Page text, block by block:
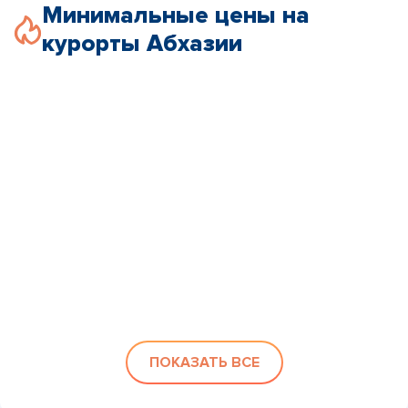
Минимальные цены на
курорты Абхазии
ПОКАЗАТЬ ВСЕ